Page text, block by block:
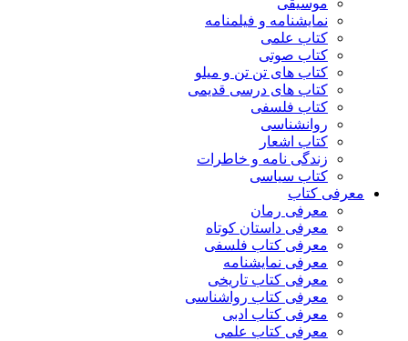
موسیقی
نمایشنامه و فیلمنامه
کتاب علمی
کتاب صوتی
کتاب های تن تن و میلو
کتاب های درسی قدیمی
کتاب فلسفی
روانشناسی
کتاب اشعار
زندگی نامه و خاطرات
کتاب سیاسی
معرفی کتاب
معرفی رمان
معرفی داستان کوتاه
معرفی کتاب فلسفی
معرفی نمایشنامه
معرفی کتاب تاریخی
معرفی کتاب رواشناسی
معرفی کتاب ادبی
معرفی کتاب علمی